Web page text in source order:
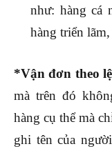
như: hàng cá
hàng triển
*Vận đơn theo
mà trên đó
hàng cụ thể mà
ghi tên của